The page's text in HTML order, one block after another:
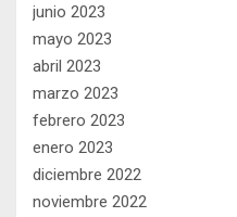
junio 2023
mayo 2023
abril 2023
marzo 2023
febrero 2023
enero 2023
diciembre 2022
noviembre 2022